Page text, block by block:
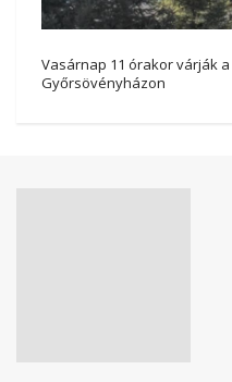
Vasárnap 11 órakor várják
Győrsövényházon